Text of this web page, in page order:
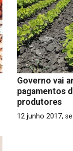
Governo vai
pagamentos
produtores
12 junho 2017,